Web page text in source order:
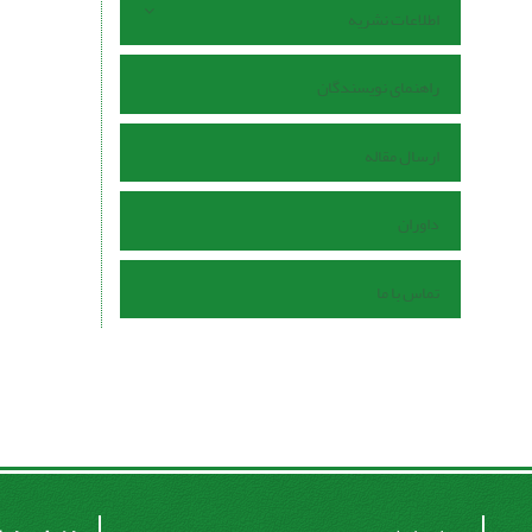
اطلاعات نشریه
راهنمای نویسندگان
ارسال مقاله
داوران
تماس با ما